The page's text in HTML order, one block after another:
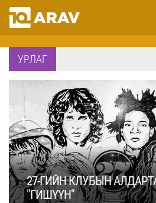
УРЛАГ
27-ГИЙН КЛУБЫН
"ГИШҮҮН"